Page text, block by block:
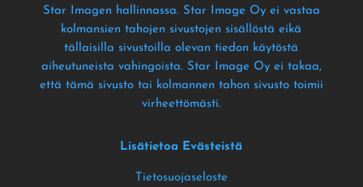
Star Imagen hallinnassa. Star Image Oy ei vastaa
kolmansien tahojen sivustojen sisällöstä eikä
tällaisilla sivustoilla olevan tiedon käytöstä
aiheutuneista vahingoista. Star Image Oy ei takaa,
että tämä sivusto tai kolmannen tahon sivusto toimii
virheettömästi.
Lisätietoa Evästeistä
Tietosuojaseloste